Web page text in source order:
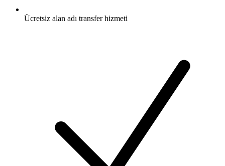
Ücretsiz alan adı transfer hizmeti